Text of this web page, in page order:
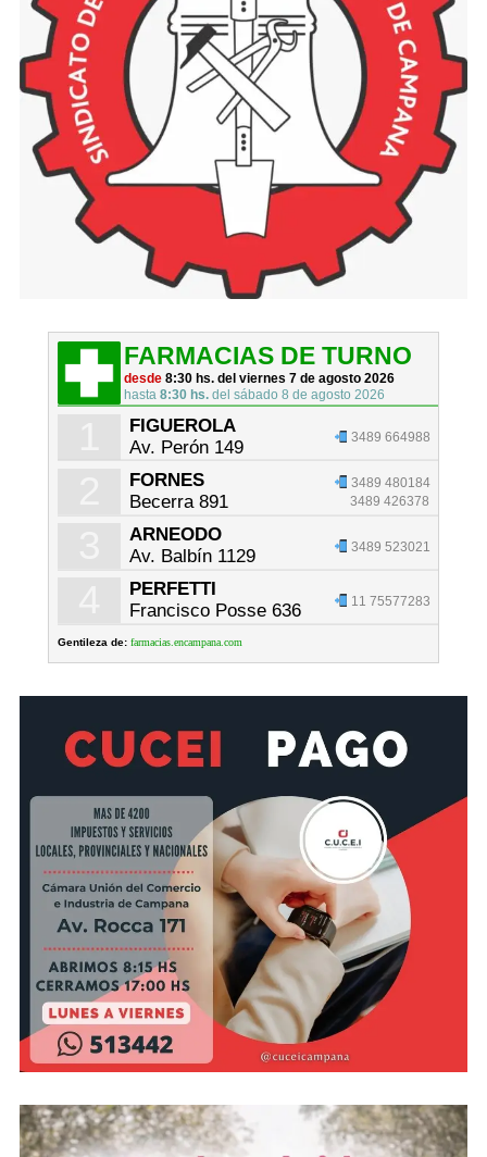
FARMACIAS DE TURNO
desde8:30 hs. del viernes 7 de agosto 2026
hasta8:30 hs. del sábado 8 de agosto 2026
FIGUEROLA
Av. Perón 149
3489 664988
FORNES
Becerra 891
3489 480184
3489 426378
ARNEODO
Av. Balbín 1129
3489 523021
PERFETTI
Francisco Posse 636
11 75577283
Gentileza de: farmacias.encampana.com